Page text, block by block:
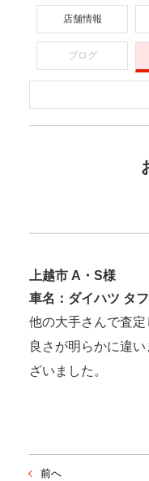
店舗情報
ブログ
上越市 A・S様
車名：ダイハツ タ
他の大手さんで査
良さが明らかに違
ざいました。
前へ